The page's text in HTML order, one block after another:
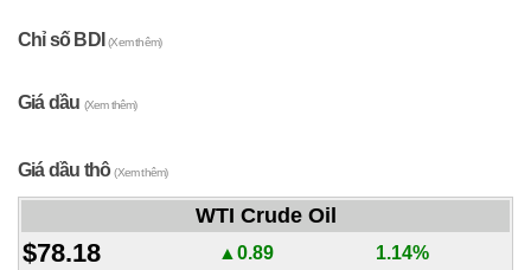
Chỉ số BDI(Xem thêm)
Giá dầu (Xem thêm)
Giá dầu thô(Xem thêm)
WTI Crude Oil
$78.18 ▲0.89 1.14%